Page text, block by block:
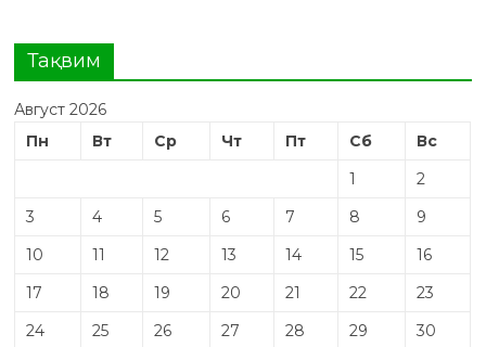
Тақвим
Август 2026
Пн
Вт Ср Чт Пт Сб
Вс
1
2
3
4 5 6 7 8
9
10
11 12 13 14 15
16
17
18 19 20 21 22
23
24
25 26 27 28 29
30